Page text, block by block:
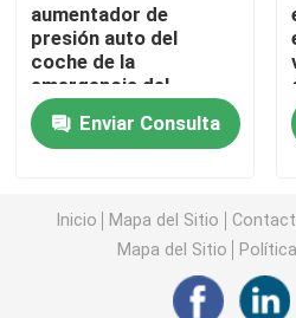
Batería de carreras Lipo
Batería del aeroplano de RC
Batería de coche de RC
batería de los juguetes
aumentador de
presión auto del
coche de la
emergencia del
paquete de la fuente
de alimentación del
comienzo de la
Lipo
Enviar Consulta
Inicio Mapa del Sitio
Mapa del Sitio